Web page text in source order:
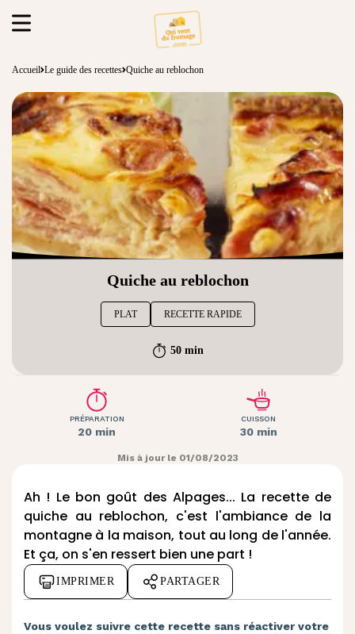
Accueil Le guide des recettes Quiche au reblochon
Quiche au reblochon
PLAT RECETTE RAPIDE
50 min
PRÉPARATION
20 min
CUISSON
30 min
Mis à jour le 01/08/2023
Ah ! Le bon goût des Alpages... La recette de
quiche au reblochon, c'est l'ambiance de la
montagne à la maison, tout au long de l'année.
Et ça, on s'en ressert bien une part !
IMPRIMER PARTAGER
Vous voulez suivre cette recette sans réactiver votre